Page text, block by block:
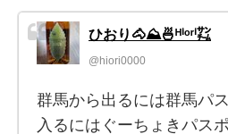
ひおり🐴⛰️🍜ᴴⁱᵒʳⁱ㌠
@hiori0000
群馬から出るには群馬パ
入るにはぐーちょきパス